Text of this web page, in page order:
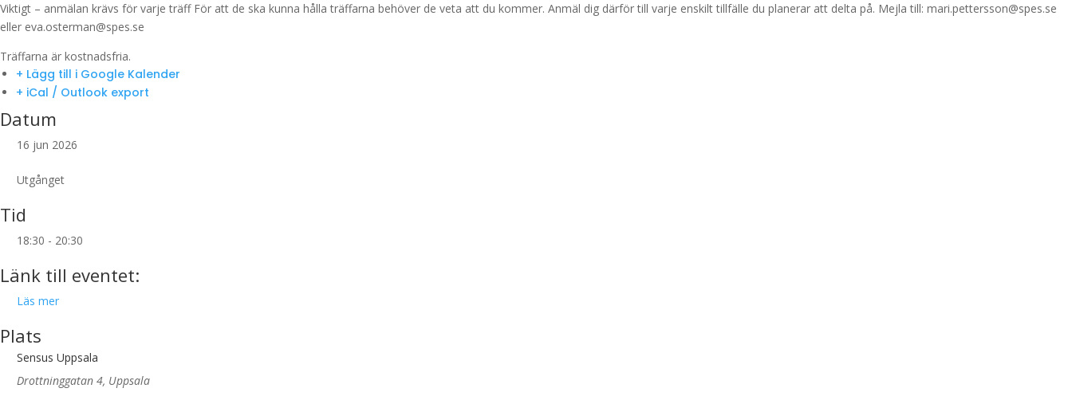
Viktigt – anmälan krävs för varje träff För att de ska kunna hålla träffarna behöver de veta att du kommer. Anmäl dig därför till varje enskilt tillfälle du planerar att delta på. Mejla till: mari.pettersson@spes.se
eller eva.osterman@spes.se
Träffarna är kostnadsfria.
+ Lägg till i Google Kalender
+ iCal / Outlook export
Datum
16 jun 2026
Utgånget
Tid
18:30 - 20:30
Länk till eventet:
Läs mer
Plats
Sensus Uppsala
Drottninggatan 4, Uppsala